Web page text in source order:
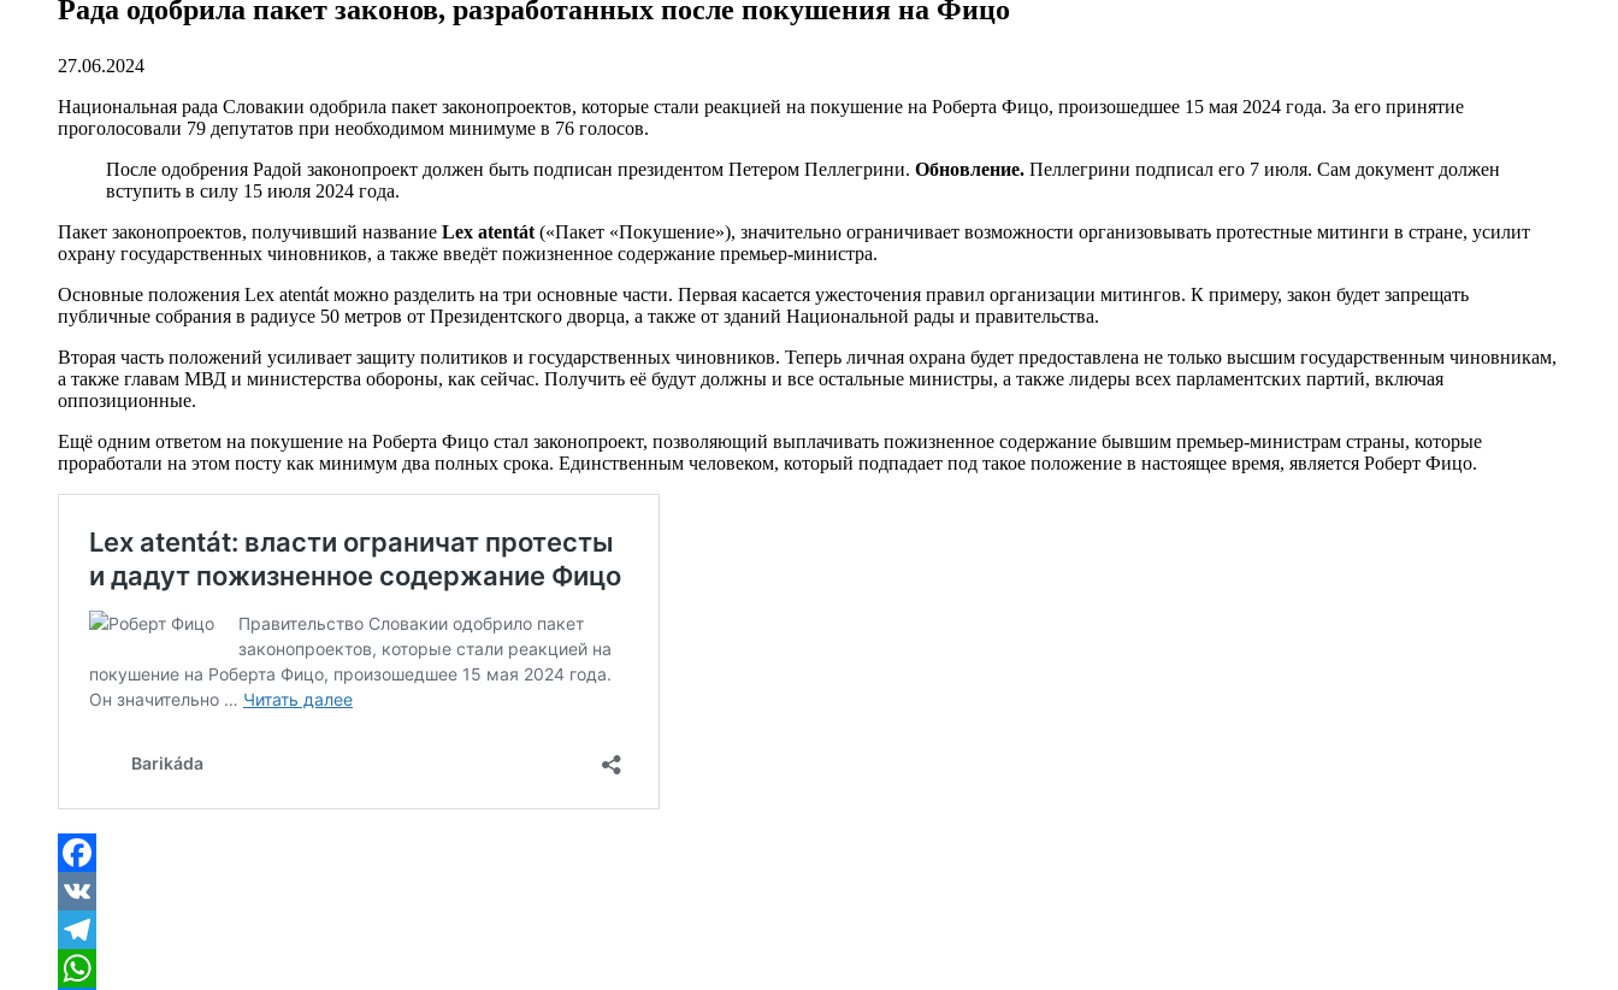
Рада одобрила пакет законов, разработанных после покушения на Фицо
27.06.2024
Национальная рада Словакии одобрила пакет законопроектов, которые стали реакцией на покушение на Роберта Фицо, произошедшее 15 мая 2024 года. За его принятие
проголосовали 79 депутатов при необходимом минимуме в 76 голосов.
После одобрения Радой законопроект должен быть подписан президентом Петером Пеллегрини. Обновление. Пеллегрини подписал его 7 июля. Сам документ должен
вступить в силу 15 июля 2024 года.
Пакет законопроектов, получивший название Lex atentát («Пакет «Покушение»), значительно ограничивает возможности организовывать протестные митинги в стране, усилит
охрану государственных чиновников, а также введёт пожизненное содержание премьер-министра.
Основные положения Lex atentát можно разделить на три основные части. Первая касается ужесточения правил организации митингов. К примеру, закон будет запрещать
публичные собрания в радиусе 50 метров от Президентского дворца, а также от зданий Национальной рады и правительства.
Вторая часть положений усиливает защиту политиков и государственных чиновников. Теперь личная охрана будет предоставлена не только высшим государственным чиновникам,
а также главам МВД и министерства обороны, как сейчас. Получить её будут должны и все остальные министры, а также лидеры всех парламентских партий, включая
оппозиционные.
Ещё одним ответом на покушение на Роберта Фицо стал законопроект, позволяющий выплачивать пожизненное содержание бывшим премьер-министрам страны, которые
проработали на этом посту как минимум два полных срока. Единственным человеком, который подпадает под такое положение в настоящее время, является Роберт Фицо.
Facebook
VK
Telegram